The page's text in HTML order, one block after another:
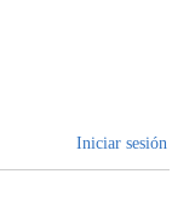
Iniciar sesión